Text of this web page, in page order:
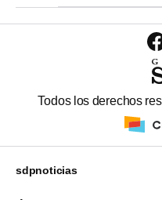
Todos los derechos
sdpnoticias